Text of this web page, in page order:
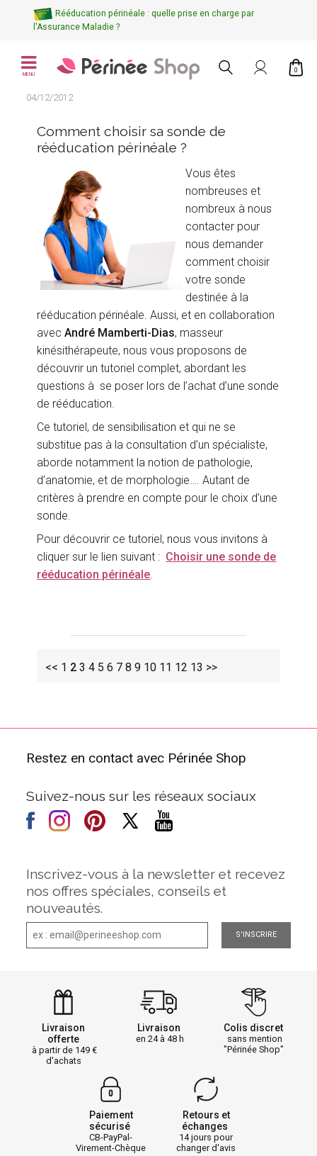
Rééducation périnéale : quelle prise en charge par
l'Assurance Maladie ?
MENU
0
04/12/2012
Comment choisir sa sonde de
rééducation périnéale ?
Vous êtes
nombreuses et
nombreux à nous
contacter pour
nous demander
comment choisir
votre sonde
destinée à la
rééducation périnéale. Aussi, et en collaboration
avecAndré Mamberti-Dias, masseur
kinésithérapeute, nous vous proposons de
découvrir un tutoriel complet, abordant les
questions à se poser lors de l’achat d’une sonde
de rééducation.
Ce tutoriel, de sensibilisation et qui ne se
substitue pas à la consultation d’un spécialiste,
aborde notamment la notion de pathologie,
d’anatomie, et de morphologie…. Autant de
critères à prendre en compte pour le choix d’une
sonde.
Pour découvrir ce tutoriel, nous vous invitons à
cliquer sur le lien suivant : Choisir une sonde de
rééducation périnéale
<< 1 2 3 4 5 6 7 8 9 10 11 12 13 >>
Restez en contact avec Périnée Shop
Suivez-nous sur les réseaux sociaux
Inscrivez-vous à la newsletter et recevez
nos offres spéciales, conseils et
nouveautés.
S'INSCRIRE
Livraison
offerte
à partir de 149
d'achats
Livraison
en 24 à 48 h
Colis discret
sans mention
"Périnée Shop"
Paiement
sécurisé
CB-PayPal-
Virement-Chèque
Retours et
échanges
14 jours pour
changer d'avis